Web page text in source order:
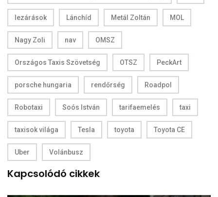
lezárások Lánchíd Metál Zoltán MOL
Nagy Zoli nav OMSZ
Országos Taxis Szövetség OTSZ PeckArt
porsche hungaria rendőrség Roadpol
Robotaxi Soós István tarifaemelés taxi
taxisok világa Tesla toyota Toyota CE
Uber Volánbusz
Kapcsolódó cikkek